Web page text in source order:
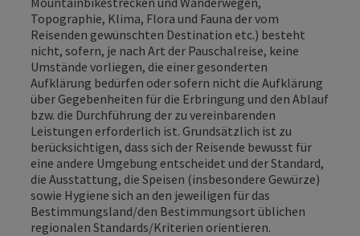
Topographie, Klima, Flora und Fauna der vom
Reisenden gewünschten Destination etc.) besteht
nicht, sofern, je nach Art der Pauschalreise, keine
Umstände vorliegen, die einer gesonderten
Aufklärung bedürfen oder sofern nicht die Aufklärung
über Gegebenheiten für die Erbringung und den Ablauf
bzw. die Durchführung der zu vereinbarenden
Leistungen erforderlich ist. Grundsätzlich ist zu
berücksichtigen, dass sich der Reisende bewusst für
eine andere Umgebung entscheidet und der Standard,
die Ausstattung, die Speisen (insbesondere Gewürze)
sowie Hygiene sich an den jeweiligen für das
Bestimmungsland/den Bestimmungsort üblichen
regionalen Standards/Kriterien orientieren.